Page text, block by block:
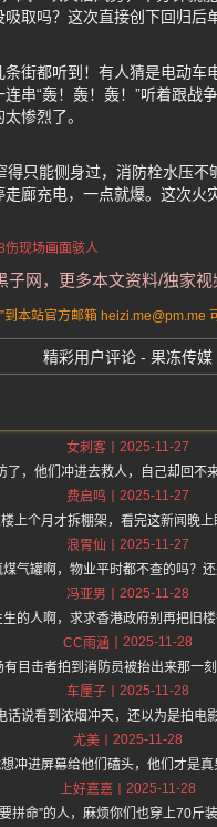
取吗？这次直接创下回归后
街都听到！有人猜是电动
串“轰！轰！轰！”听着跟战
惨烈了。
只能侧身过，消防栓水压
走廊充电，一点就爆。这次
伤现场画面骇人
子网，更多本文资料/独家
本站官方邮箱 heizi.me@pm.me
精彩用户评论 - 果冻传媒
女刺客
2025-11-27
，他们冲进去救人，自己却回不
费启鸣
2025-11-27
上个月才拆棚架，看完这新闻晚上
浪胃仙
2025-11-27
气罐啊，物业平时都不查的吗？还
冯亚男
2025-11-28
的人啊，求求香港政府别再把旧
CC雨涵
2025-11-28
目击者拍到消防员被抬出来那一
车厘子
2025-11-28
说看到浓烟冲天，还以为是拍电
尤美
2025-11-28
冲进屏幕给他们磕头，他们才是真
上好嘉嘉
2025-11-28
拼命”的人，麻烦你们也穿上70斤